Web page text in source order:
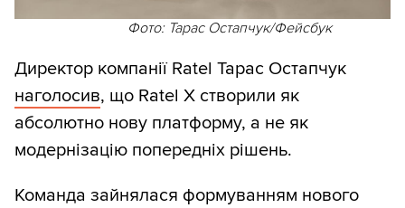
Фото: Тарас Остапчук/Фейсбук
Директор компанії Ratel Тарас Остапчук
наголосив, що Ratel X створили як
абсолютно нову платформу, а не як
модернізацію попередніх рішень.
Команда зайнялася формуванням нового